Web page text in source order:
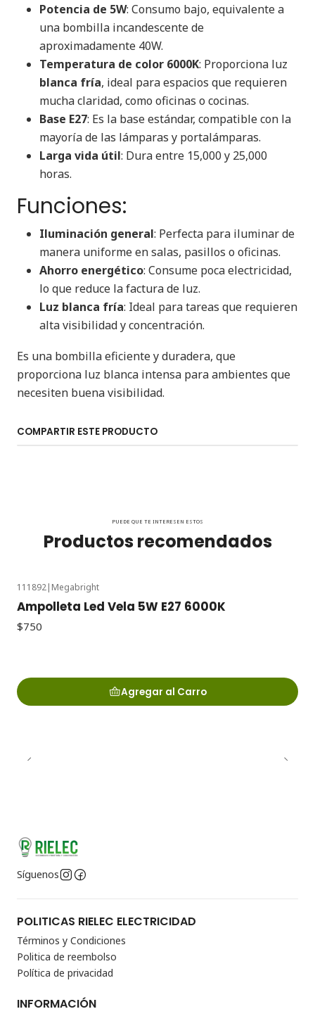
Potencia de 5W: Consumo bajo, equivalente a
una bombilla incandescente de
aproximadamente 40W.
Temperatura de color 6000K: Proporciona luz
blanca fría, ideal para espacios que requieren
mucha claridad, como oficinas o cocinas.
Base E27: Es la base estándar, compatible con la
mayoría de las lámparas y portalámparas.
Larga vida útil: Dura entre 15,000 y 25,000
horas.
Funciones:
Iluminación general: Perfecta para iluminar de
manera uniforme en salas, pasillos o oficinas.
Ahorro energético: Consume poca electricidad,
lo que reduce la factura de luz.
Luz blanca fría: Ideal para tareas que requieren
alta visibilidad y concentración.
Es una bombilla eficiente y duradera, que
proporciona luz blanca intensa para ambientes que
necesiten buena visibilidad.
COMPARTIR ESTE PRODUCTO
PUEDE QUE TE INTERESEN ESTOS
Productos recomendados
111892| Megabright
Ampolleta Led Vela 5W E27 6000K
$750
Agregar al Carro
Síguenos
POLITICAS RIELEC ELECTRICIDAD
Términos y Condiciones
Politica de reembolso
Política de privacidad
INFORMACIÓN